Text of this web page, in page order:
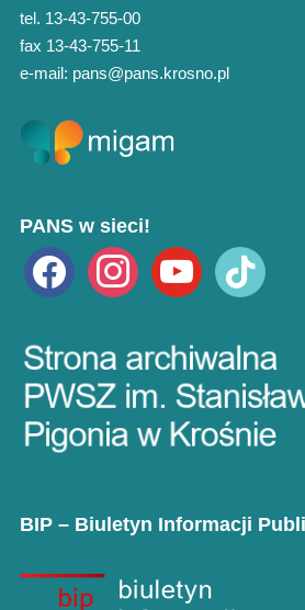
tel. 13-43-755-00
fax 13-43-755-11
e-mail: pans@pans.krosno.pl
PANS w sieci!
facebook instagramyoutube tiktok
BIP – Biuletyn Informacji